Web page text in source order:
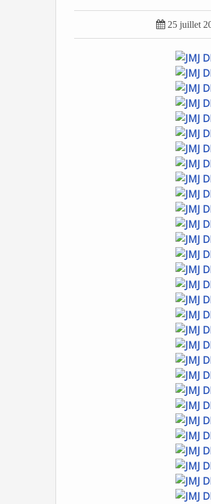
 25 juillet